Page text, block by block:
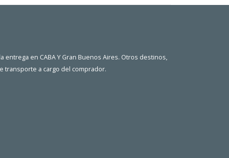
entrega en CABA Y Gran Buenos Aires. Otros destinos,
transporte a cargo del comprador.